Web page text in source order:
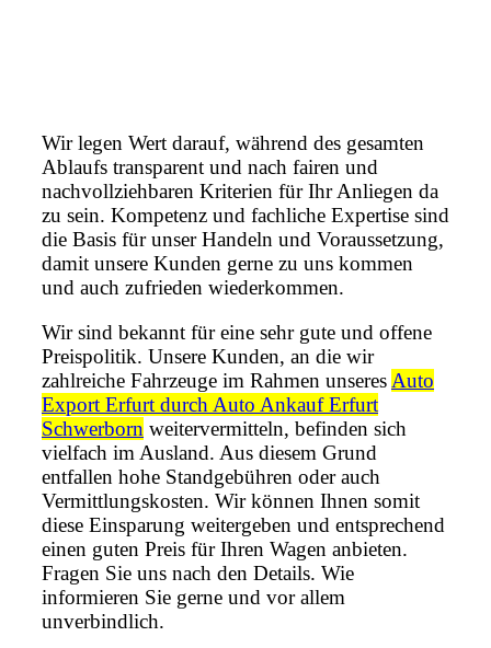
Wir legen Wert darauf, während des gesamten
Ablaufs transparent und nach fairen und
nachvollziehbaren Kriterien für Ihr Anliegen da
zu sein. Kompetenz und fachliche Expertise sind
die Basis für unser Handeln und Voraussetzung,
damit unsere Kunden gerne zu uns kommen
und auch zufrieden wiederkommen.
Wir sind bekannt für eine sehr gute und offene
Preispolitik. Unsere Kunden, an die wir
zahlreiche Fahrzeuge im Rahmen unseres Auto
Export Erfurt durch Auto Ankauf Erfurt
Schwerborn weitervermitteln, befinden sich
vielfach im Ausland. Aus diesem Grund
entfallen hohe Standgebühren oder auch
Vermittlungskosten. Wir können Ihnen somit
diese Einsparung weitergeben und entsprechend
einen guten Preis für Ihren Wagen anbieten.
Fragen Sie uns nach den Details. Wie
informieren Sie gerne und vor allem
unverbindlich.